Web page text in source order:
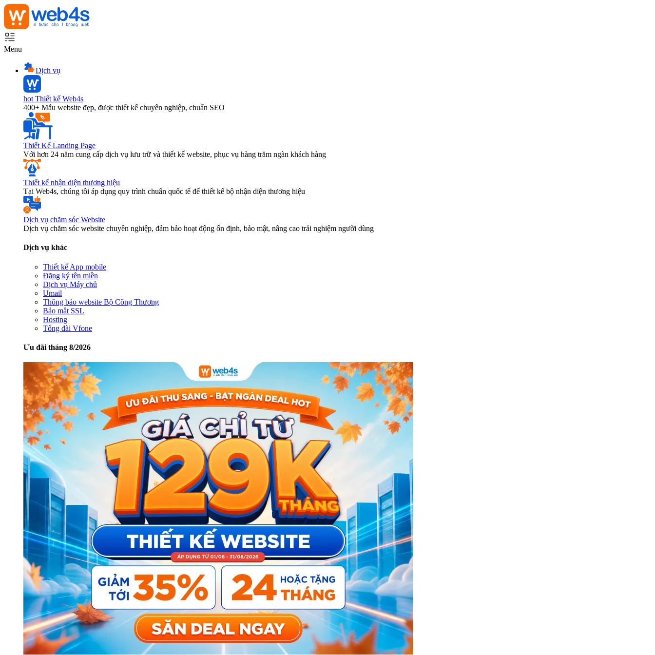
Menu
Dịch vụ
hot Thiết kế Web4s
400+ Mẫu website đẹp, được thiết kế chuyên nghiệp, chuẩn SEO
Thiết Kế Landing Page
Với hơn 24 năm cung cấp dịch vụ lưu trữ và thiết kế website, phục vụ hàng trăm ngàn khách hàng
Thiết kế nhận diện thương hiệu
Tại Web4s, chúng tôi áp dụng quy trình chuẩn quốc tế để thiết kế bộ nhận diện thương hiệu
Dịch vụ chăm sóc Website
Dịch vụ chăm sóc website chuyên nghiệp, đảm bảo hoạt động ổn định, bảo mật, nâng cao trải nghiệm người dùng
Dịch vụ khác
Thiết kế App mobile
Đăng ký tên miền
Dịch vụ Máy chủ
Umail
Thông báo website Bộ Công Thương
Bảo mật SSL
Hosting
Tổng đài Vfone
Ưu đãi tháng 8/2026